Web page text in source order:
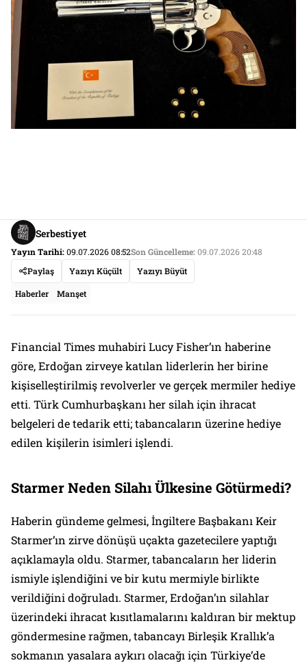
Serbestiyet
Yayın Tarihi:09.07.2026 08:52Son Güncelleme:09.07.2026 20:48
Paylaş
Yazıyı Küçült Yazıyı Büyüt
Haberler Manşet
Financial Times muhabiri Lucy Fisher’ın haberine
göre, Erdoğan zirveye katılan liderlerin her birine
kişiselleştirilmiş revolverler ve gerçek mermiler hediye
etti. Türk Cumhurbaşkanı her silah için ihracat
belgeleri de tedarik etti; tabancaların üzerine hediye
edilen kişilerin isimleri işlendi.
Starmer Neden Silahı Ülkesine Götürmedi?
Haberin gündeme gelmesi, İngiltere Başbakanı Keir
Starmer’ın zirve dönüşü uçakta gazetecilere yaptığı
açıklamayla oldu. Starmer, tabancaların her liderin
ismiyle işlendiğini ve bir kutu mermiyle birlikte
verildiğini doğruladı. Starmer, Erdoğan’ın silahlar
üzerindeki ihracat kısıtlamalarını kaldıran bir mektup
göndermesine rağmen, tabancayı Birleşik Krallık’a
sokmanın yasalara aykırı olacağı için Türkiye’de